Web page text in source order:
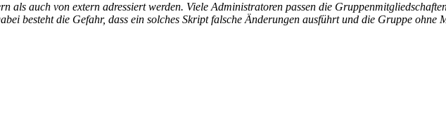
auch von extern adressiert werden. Viele Administratoren passen die
besteht die Gefahr, dass ein solches Skript falsche Änderungen ausführt und die Gruppe ohne